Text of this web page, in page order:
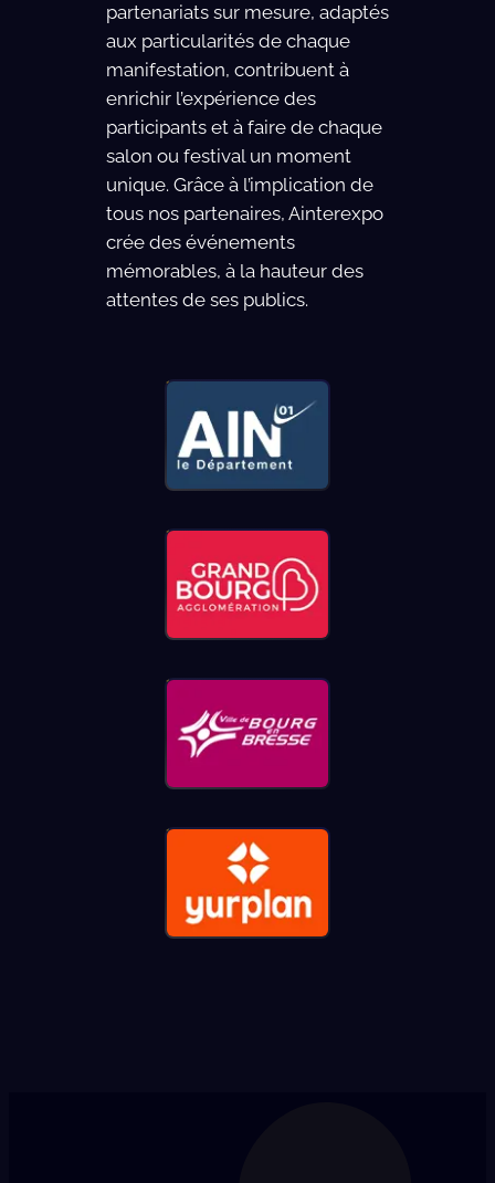
partenariats sur mesure, adaptés
aux particularités de chaque
manifestation, contribuent à
enrichir l’expérience des
participants et à faire de chaque
salon ou festival un moment
unique. Grâce à l’implication de
tous nos partenaires, Ainterexpo
crée des événements
mémorables, à la hauteur des
attentes de ses publics.